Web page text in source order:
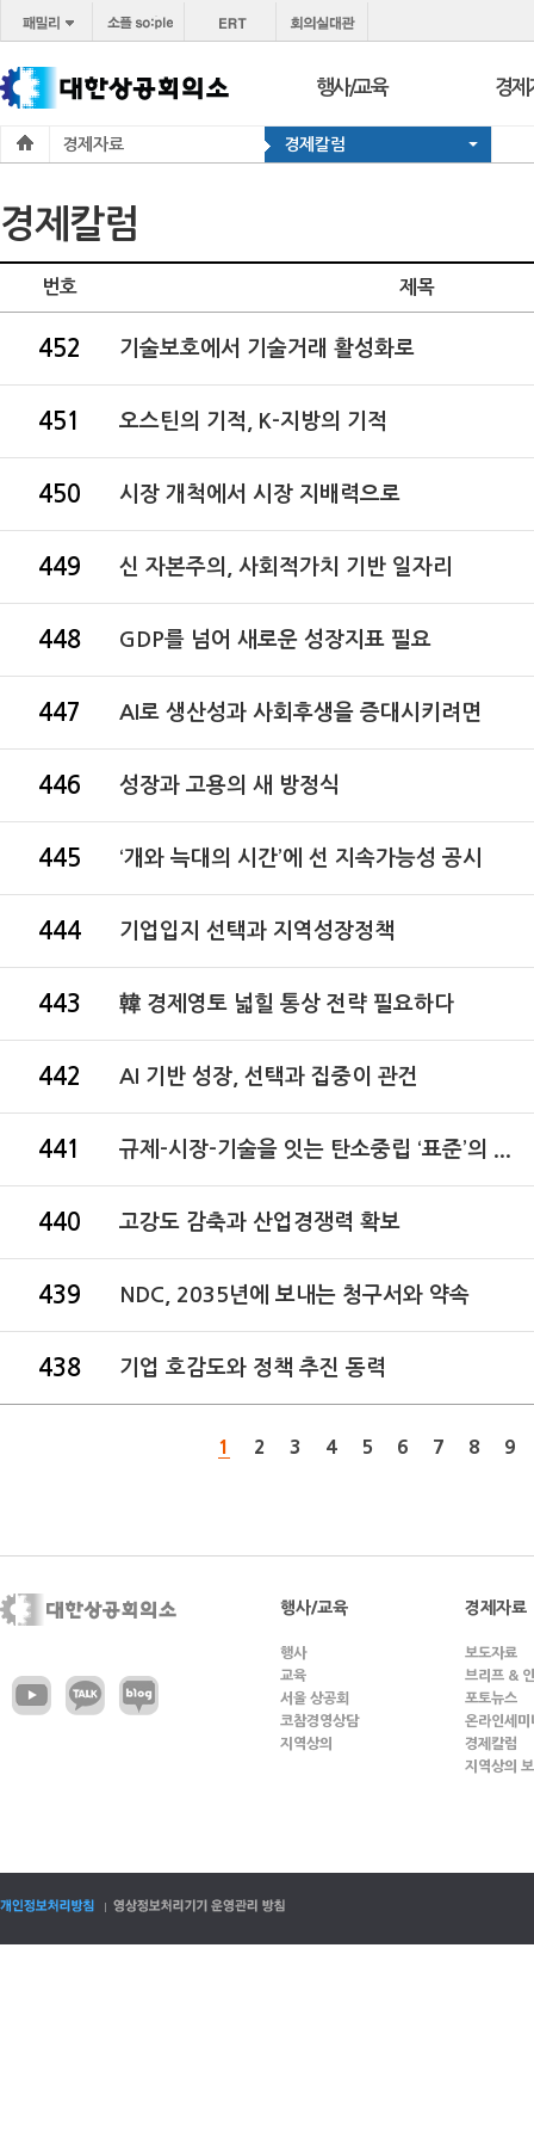
행사/교육
행사
코참경영상담
경제
온라
경제자료 경제칼럼
경제칼럼
번호 제목
452 기술보호에서 기술거래 활성화로
451 오스틴의 기적, K-지방의 기적
450 시장 개척에서 시장 지배력으로
449 신 자본주의, 사회적가치 기반 일자리
448 GDP를 넘어 새로운 성장지표 필요
447 AI로 생산성과 사회후생을 증대시키려면
446 성장과 고용의 새 방정식
445 ‘개와 늑대의 시간’에 선 지속가능성 공시
444 기업입지 선택과 지역성장정책
443 韓 경제영토 넓힐 통상 전략 필요하다
442 AI 기반 성장, 선택과 집중이 관건
441 규제-시장-기술을 잇는 탄소중립 ‘표준’의 ...
440 고강도 감축과 산업경쟁력 확보
439 NDC, 2035년에 보내는 청구서와 약속
438 기업 호감도와 정책 추진 동력
1 2 3 4 5 6 7 8 9
행사/교육
행사
교육
서울 상공회
코참경영상담
지역상의
경제자료
보도자료
브리프 &
포토뉴스
온라인세미
경제칼럼
지역상의